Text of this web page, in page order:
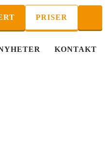
PRISER
KONTAKT